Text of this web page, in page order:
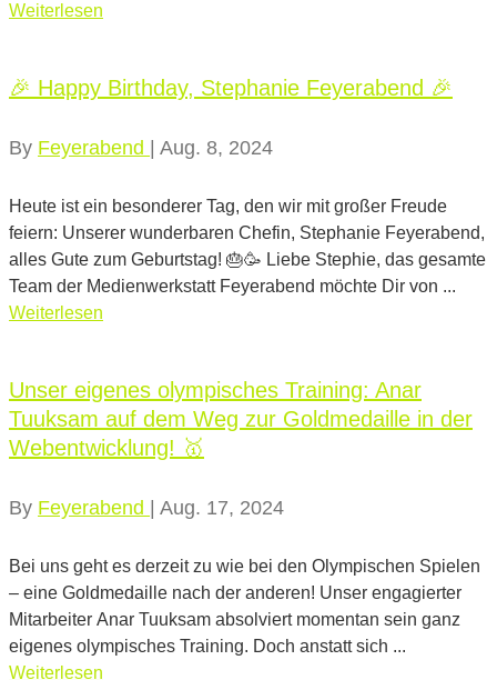
Weiterlesen
🎉 Happy Birthday, Stephanie Feyerabend 🎉
By Feyerabend | Aug. 8, 2024
Heute ist ein besonderer Tag, den wir mit großer Freude
feiern: Unserer wunderbaren Chefin, Stephanie Feyerabend,
alles Gute zum Geburtstag! 🎂🥳 Liebe Stephie, das gesamte
Team der Medienwerkstatt Feyerabend möchte Dir von ...
Weiterlesen
Unser eigenes olympisches Training: Anar
Tuuksam auf dem Weg zur Goldmedaille in der
Webentwicklung! 🥇
By Feyerabend | Aug. 17, 2024
Bei uns geht es derzeit zu wie bei den Olympischen Spielen
– eine Goldmedaille nach der anderen! Unser engagierter
Mitarbeiter Anar Tuuksam absolviert momentan sein ganz
eigenes olympisches Training. Doch anstatt sich ...
Weiterlesen